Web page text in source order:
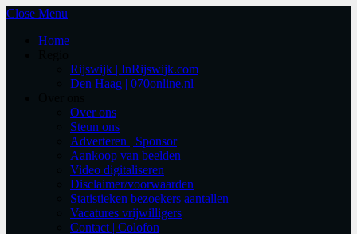
Close Menu
Home
Rijswijk | InRijswijk.com
Den Haag | 070online.nl
Over ons
Steun ons
Adverteren | Sponsor
Aankoop van beelden
Video digitaliseren
Disclaimer/voorwaarden
Statistieken bezoekers aantallen
Vacatures vrijwilligers
Contact | Colofon